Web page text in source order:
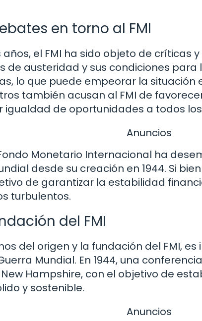
en torno al FMI
años, el FMI ha sido objeto de críticas
de austeridad y sus condiciones
lo que puede empeorar la situación
también acusan al FMI de
igualdad de oportunidades a todos
Anuncios
Monetario Internacional ha
desde su creación en 1944. Si
de garantizar la estabilidad
turbulentos.
del FMI
del origen y la fundación del FMI,
Mundial. En 1944, una
Hampshire, con el objetivo de
y sostenible.
Anuncios